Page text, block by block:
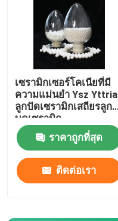
เซรามิกเซอร์โคเนียที่มี
ความแม่นยำ Ysz Yttria
ลูกปัดเซรามิกเสถียรลูก
บดเซรามิก
ราคาถูกที่สุด
ติดต่อเรา